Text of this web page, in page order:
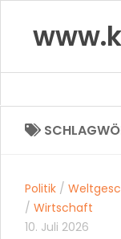
content
Politik /
/ Wirtschaft
10. Juli 2026